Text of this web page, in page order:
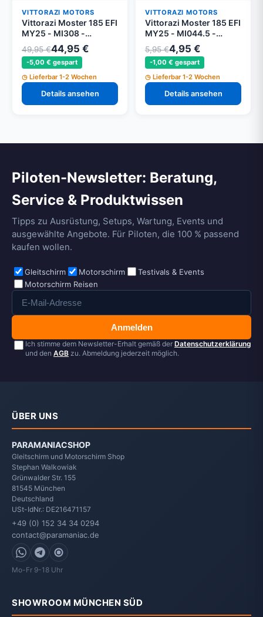
VITTORAZI MOTORS
Vittorazi Moster 185 EFI
MY25 - MI308 -
Schwungrad closing
Abdeckung
49,95 €44,95 €
-5,00 € gespart
Lieferbar 1-2 Wochen
Details ansehen
VITTORAZI MOTORS
Vittorazi Moster 185 EFI
MY25 - MI044.5 -
Schraube 6 x 14 mm
Tbei DIN 7380 (Set von
5)
5,95 €4,95 €
-1,00 € gespart
Lieferbar 1-2 Wochen
Details ansehen
Piloten-Newsletter: Beratung,
Service & Produktwissen
Tipps zu Ausrüstung, Setups, Wartung, Events und
ausgewählte Angebote. Für Piloten, die 100 % passend
kaufen wollen.
Gleitschirm Motorschirm
Testivals & Events
Motorschirm Reisen
Anmelden
Ich stimme dem Newsletter-Erhalt gemäß der Datenschutzerklärung
und den AGB zu. Abmeldung jederzeit möglich.
ÜBER UNS
PARAMANIACSHOP
Gleitschirm und Motorschirm Shop
Stephan Walkowiak
Grünwalder Str. 155
81545 München
Deutschland
USt-IdNr.: DE216471157
+49 (0) 152 34 34 0294
contact@paramaniac.de
WhatsApp
Telegram
Signal
Mo-Fr 9-18 Uhr
SHOWROOM MÜNCHEN SÜD